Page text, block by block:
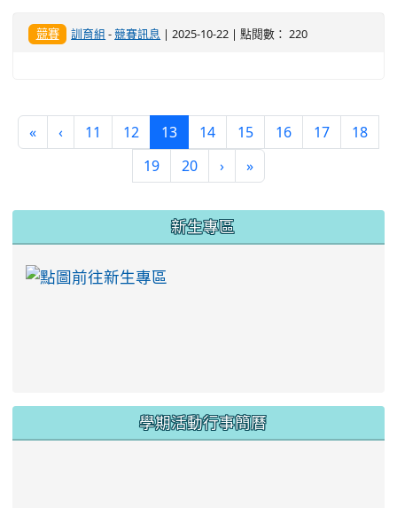
競賽 訓育組 -競賽訊息 | 2025-10-22 | 點閱數： 220
« ‹ 11 12 13(current)
14 15 16 17
18
19
20 › »
新生專區
學期活動行事簡曆